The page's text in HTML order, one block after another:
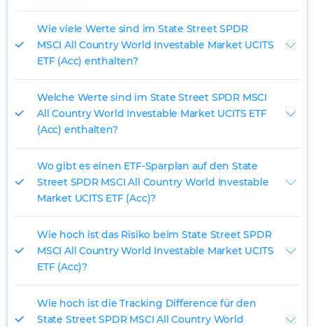
Wie viele Werte sind im State Street SPDR
MSCI All Country World Investable Market UCITS
ETF (Acc) enthalten?
Welche Werte sind im State Street SPDR MSCI
All Country World Investable Market UCITS ETF
(Acc) enthalten?
Wo gibt es einen ETF-Sparplan auf den State
Street SPDR MSCI All Country World Investable
Market UCITS ETF (Acc)?
Wie hoch ist das Risiko beim State Street SPDR
MSCI All Country World Investable Market UCITS
ETF (Acc)?
Wie hoch ist die Tracking Difference für den
State Street SPDR MSCI All Country World